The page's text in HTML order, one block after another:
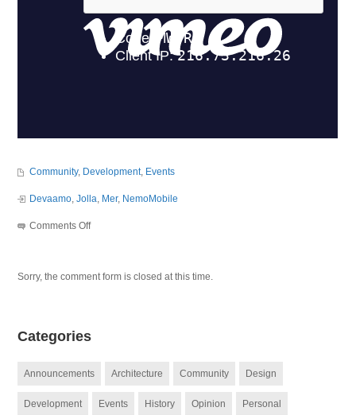
Community, Development, Events
Devaamo,Jolla, Mer, NemoMobile
Comments Off
and
Sorry, the comment form is closed at this time.
Categories
Announcements Architecture Community Design
Development Events History Opinion Personal